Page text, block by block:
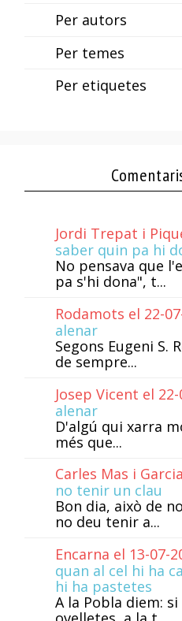
Per autors
Per temes
Per etiquetes
Jordi Trepat i
saber quin pa hi
No pensava que
pa s'hi dona", t...
Rodamots el 22-
alenar
Segons Eugeni S.
de sempre...
Josep Vicent el
alenar
D'algú qui xarra
més que...
Carles Mas i
no tenir un clau
Bon dia, això de
no deu tenir a...
Encarna el 13-07-
quan al cel hi ha
hi ha pastetes
A la Pobla diem: